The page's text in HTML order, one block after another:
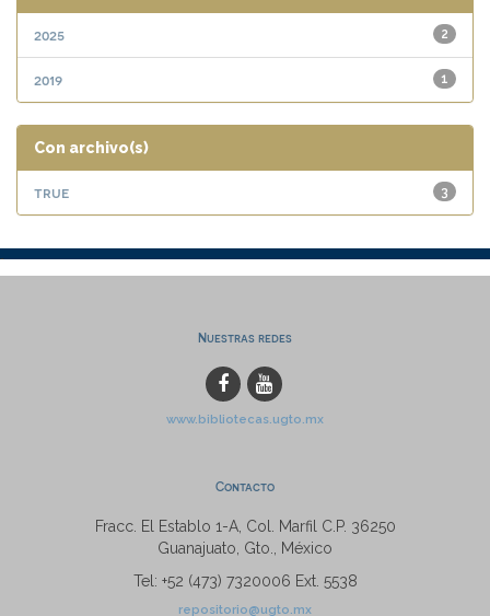
2
2025
1
2019
Con archivo(s)
3
true
Nuestras redes
www.bibliotecas.ugto.mx
Contacto
Fracc. El Establo 1-A, Col. Marfil C.P. 36250
Guanajuato, Gto., México
Tel: +52 (473) 7320006 Ext. 5538
repositorio@ugto.mx